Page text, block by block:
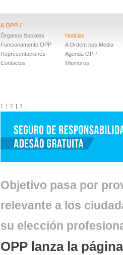
Órganos Sociales
Funcionamento OPP
Representaciones
Contactos
Noticias
A Ordem nos Media
Agenda OPP
Miembros
1 2 3
Objetivo pasa por
relevante a los
su elección
OPP lanza la